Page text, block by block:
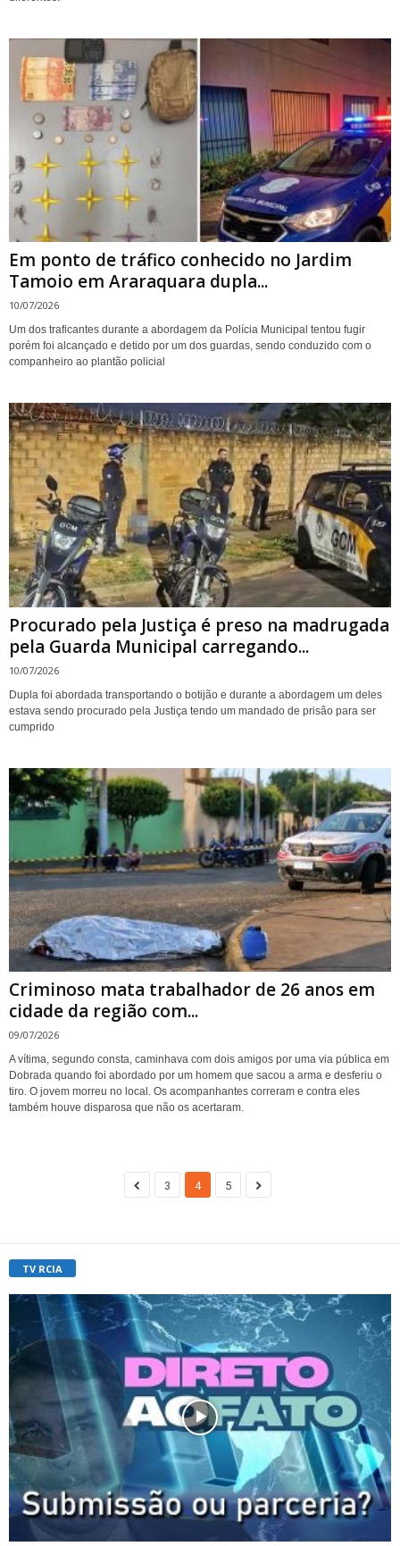
Em ponto de tráfico conhecido no Jardim
Tamoio em Araraquara dupla...
10/07/2026
Um dos traficantes durante a abordagem da Polícia Municipal tentou fugir
porém foi alcançado e detido por um dos guardas, sendo conduzido com o
companheiro ao plantão policial
Procurado pela Justiça é preso na madrugada
pela Guarda Municipal carregando...
10/07/2026
Dupla foi abordada transportando o botijão e durante a abordagem um deles
estava sendo procurado pela Justiça tendo um mandado de prisão para ser
cumprido
Criminoso mata trabalhador de 26 anos em
cidade da região com...
09/07/2026
A vítima, segundo consta, caminhava com dois amigos por uma via pública em
Dobrada quando foi abordado por um homem que sacou a arma e desferiu o
tiro. O jovem morreu no local. Os acompanhantes correram e contra eles
também houve disparosa que não os acertaram.
3 4 5
TV RCIA